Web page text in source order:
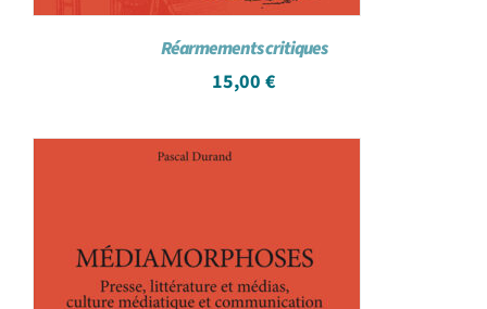
Réarmements critiques
15,00 €